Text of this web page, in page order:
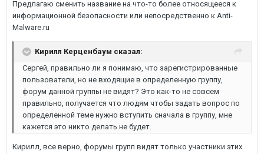
Предлагаю сменить название на что-то более относящееся к
информационной безопасности или непосредственно к Anti-
Malware.ru
Кирилл Керценбаум сказал:
Сергей, правильно ли я понимаю, что зарегистрированные
пользователи, но не входящие в определенную группу,
форум данной группы не видят? Это как-то не совсем
правильно, получается что людям чтобы задать вопрос по
определенной теме нужно вступить сначала в группу, мне
кажется это никто делать не будет.
Кирилл, все верно, форумы групп видят только участники этих